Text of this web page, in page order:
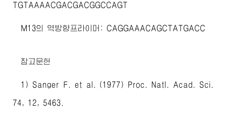
TGTAAAACGACGACGGCCAGT
M13의 역방향프라이머: CAGGAAACAGCTATGACC
참고문헌
1) Sanger F. et al. (1977) Proc. Natl. Acad. Sci.
74, 12, 5463.